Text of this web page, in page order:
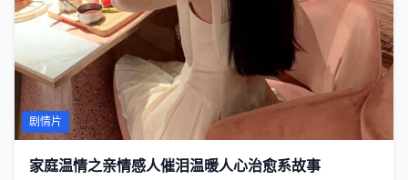
剧情片
家庭温情之亲情感人催泪温暖人心治愈系故事